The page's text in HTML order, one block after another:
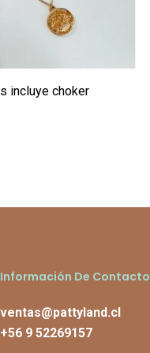
Al Carrito
incluye choker
Información De Contacto
ventas@pattyland.cl
+56 9 52269157